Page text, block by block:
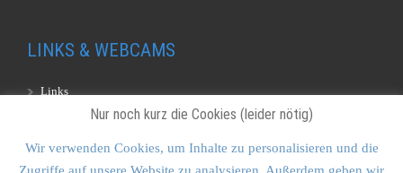
LINKS & WEBCAMS
Links
Nur noch kurz die Cookies (leider nötig)
Wir verwenden Cookies, um Inhalte zu personalisieren und die
Zugriffe auf unsere Website zu analysieren. Außerdem geben wir